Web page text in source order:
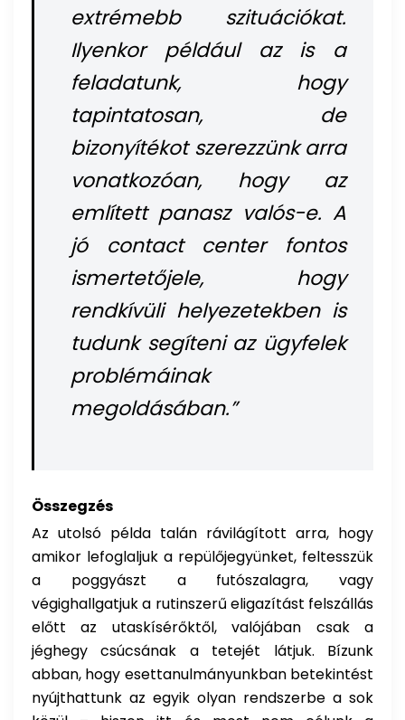
extrémebb szituációkat.
Ilyenkor például az is a
feladatunk, hogy
tapintatosan, de
bizonyítékot szerezzünk arra
vonatkozóan, hogy az
említett panasz valós-e. A
jó contact center fontos
ismertetőjele, hogy
rendkívüli helyezetekben is
tudunk segíteni az ügyfelek
problémáinak
megoldásában.”
Összegzés
Az utolsó példa talán rávilágított arra, hogy
amikor lefoglaljuk a repülőjegyünket, feltesszük
a poggyászt a futószalagra, vagy
végighallgatjuk a rutinszerű eligazítást felszállás
előtt az utaskísérőktől, valójában csak a
jéghegy csúcsának a tetejét látjuk. Bízunk
abban, hogy esettanulmányunkban betekintést
nyújthattunk az egyik olyan rendszerbe a sok